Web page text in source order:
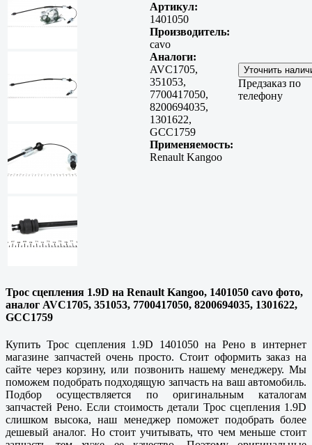
Артикул:
1401050
Производитель:
cavo
Аналоги:
AVC1705,
351053,
7700417050,
8200694035,
1301622,
GCC1759
Применяемость:
Renault Kangoo
Предзаказ по
телефону
Трос сцепления 1.9D на Renault Kangoo, 1401050 cavo фото,
аналог AVC1705, 351053, 7700417050, 8200694035, 1301622,
GCC1759
Купить Трос сцепления 1.9D 1401050 на Рено в интернет
магазине запчастей очень просто. Стоит оформить заказ на
сайте через корзину, или позвонить нашему менеджеру. Мы
поможем подобрать подходящую запчасть на ваш автомобиль.
Подбор осуществляется по оригинальным каталогам
запчастей Рено. Если стоимость детали Трос сцепления 1.9D
слишком высока, наш менеджер поможет подобрать более
дешевый аналог. Но стоит учитывать, что чем меньше стоит